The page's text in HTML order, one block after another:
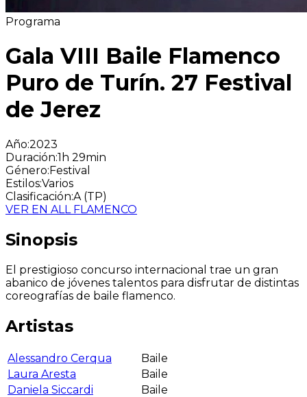
Programa
Gala VIII Baile Flamenco
Puro de Turín. 27 Festival
de Jerez
Año:2023
Duración:1h 29min
Género:Festival
Estilos:Varios
Clasificación:A (TP)
VER EN ALL FLAMENCO
Sinopsis
El prestigioso concurso internacional trae un gran
abanico de jóvenes talentos para disfrutar de distintas
coreografías de baile flamenco.
Artistas
Alessandro Cerqua
Baile
Laura Aresta
Baile
Daniela Siccardi
Baile